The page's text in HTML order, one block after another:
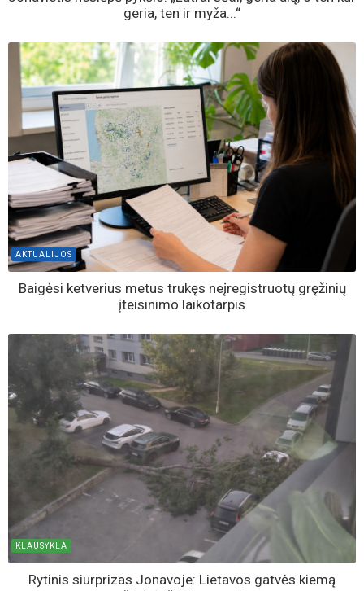
geria, ten ir myža...“
AKTUALIJOS
Baigėsi ketverius metus trukęs neįregistruotų gręžinių
įteisinimo laikotarpis
KLAUSYKLA
Rytinis siurprizas Jonavoje: Lietavos gatvės kiemą